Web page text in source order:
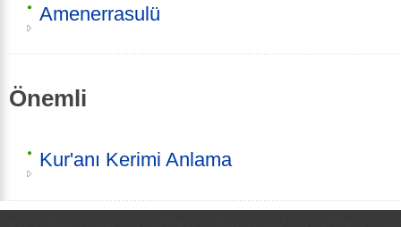
Amenerrasulü
Önemli
Kur'anı Kerimi Anlama